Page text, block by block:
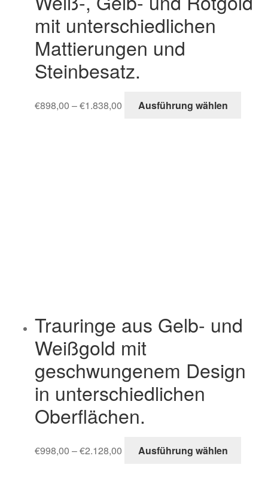
mit unterschiedlichen
Mattierungen und
Steinbesatz.
€898,00 –€1.838,00 Ausführung wählen
Trauringe aus Gelb- und
Weißgold mit
geschwungenem Design
in unterschiedlichen
Oberflächen.
€998,00 –€2.128,00 Ausführung wählen